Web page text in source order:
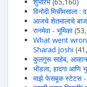
विनोदी मिर्चीमसाला :
आजचे शेतमालाचे
रानमेवा - भूमिका
What went
Sharad Joshi
कुलगुरू साहेब, आव्हान
भोंडला, हादगा आणि
माझे फेसबूक स्टेटस